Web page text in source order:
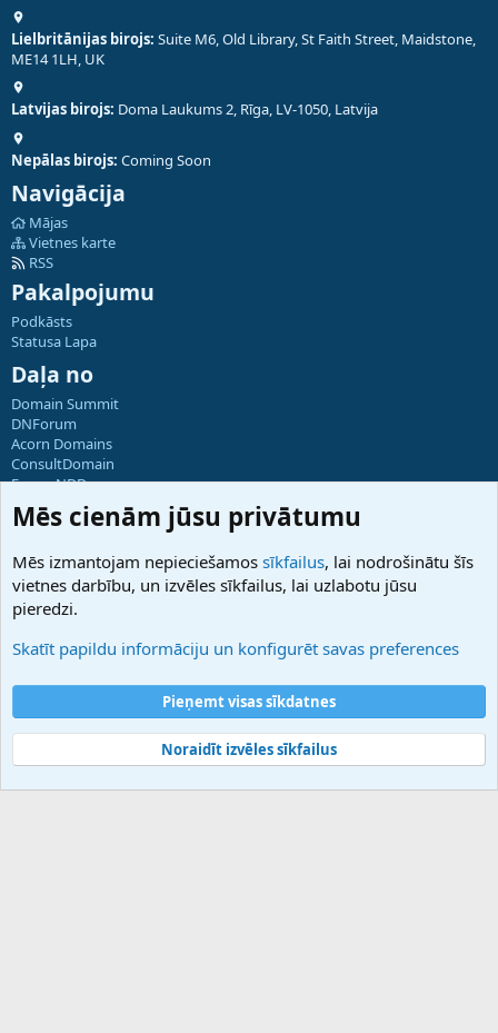
Lielbritānijas birojs: Suite M6, Old Library, St Faith Street, Maidstone,
ME14 1LH, UK
Latvijas birojs: Doma Laukums 2, Rīga, LV-1050, Latvija
Nepālas birojs: Coming Soon
Navigācija
Mājas
Vietnes karte
RSS
Pakalpojumu
Podkāsts
Statusa Lapa
Daļa no
Domain Summit
DNForum
Acorn Domains
ConsultDomain
ForumNDD
Domainforum.ro
27.be
Hostmaria
Atbalsts
Palīdzība
Noteikumi un nosacījumi
Privātuma politika
Community platform by XenForo® © 2010-2025 XenForo Ltd.
Mēs cienām jūsu privātumu
Mēs izmantojam nepieciešamos sīkfailus, lai nodrošinātu šīs
vietnes darbību, un izvēles sīkfailus, lai uzlabotu jūsu
pieredzi.
Skatīt papildu informāciju un konfigurēt savas preferences
Pieņemt visas sīkdatnes
Noraidīt izvēles sīkfailus